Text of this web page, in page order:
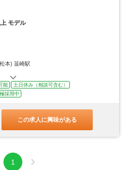
モデル
本) 韮崎駅
能
土日休み（相談可含む）
採用中
この求人に興味がある
1